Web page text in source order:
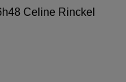
Celine Rinckel